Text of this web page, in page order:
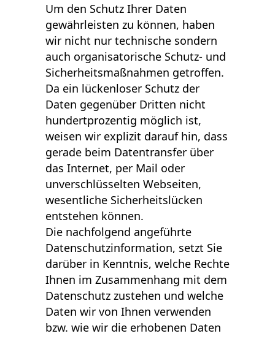
Um den Schutz Ihrer Daten
gewährleisten zu können, haben
wir nicht nur technische sondern
auch organisatorische Schutz- und
Sicherheitsmaßnahmen getroffen.
Da ein lückenloser Schutz der
Daten gegenüber Dritten nicht
hundertprozentig möglich ist,
weisen wir explizit darauf hin, dass
gerade beim Datentransfer über
das Internet, per Mail oder
unverschlüsselten Webseiten,
wesentliche Sicherheitslücken
entstehen können.
Die nachfolgend angeführte
Datenschutzinformation, setzt Sie
darüber in Kenntnis, welche Rechte
Ihnen im Zusammenhang mit dem
Datenschutz zustehen und welche
Daten wir von Ihnen verwenden
bzw. wie wir die erhobenen Daten